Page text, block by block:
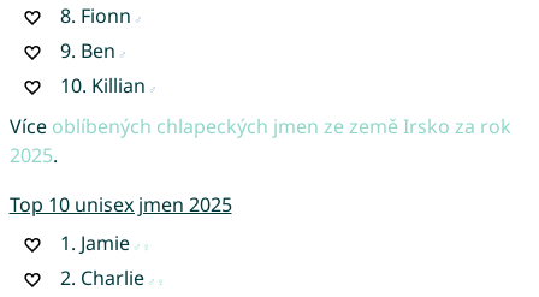
8. Fionn
9. Ben
10. Killian
Více oblíbených chlapeckých jmen ze země Irsko za rok
2025.
Top 10 unisex jmen 2025
1. Jamie
2. Charlie